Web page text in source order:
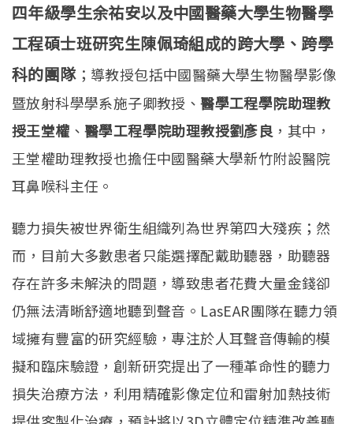
四年級學生余祐安以及中國醫藥大學生物醫學
工程碩士班研究生陳佩琦組成的跨大學 、跨學
科的團隊；導教授包括中國醫藥大學生物醫學影像
暨放射科學學系施子卿教授、醫學工程學院助理教
授王堂權 、醫學工程學院助理教授劉彥良，其中，
王堂權助理教授也擔任中國醫藥大學新竹附設醫院
耳鼻喉科主任。
聽力損失被世界衛生組織列為世界第四大殘疾；然
而，目前大多數患者只能選擇配戴助聽器，助聽器
存在許多未解決的問題，導致患者花費大量金錢卻
仍無法清晰舒適地聽到聲音。LasEAR團隊在聽力領
域擁有豐富的研究經驗，專注於人耳聲音傳輸的模
擬和臨床驗證，創新研究提出了一種革命性的聽力
損失治療方法，利用精確影像定位和雷射加熱技術